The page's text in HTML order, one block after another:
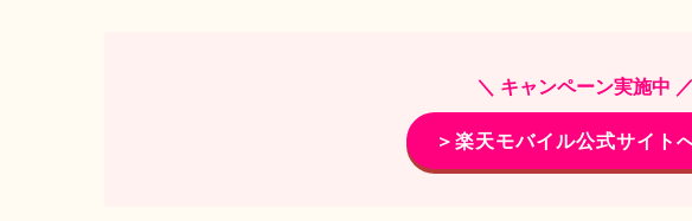
＼ キャンペーン実施中 ／
＞楽天モバイル公式サイト